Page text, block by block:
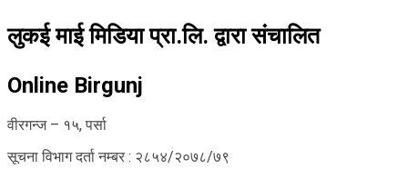
लुकई माई मिडिया प्रा.लि. द्वारा संचालित
Online Birgunj
वीरगन्ज – १५, पर्सा
सूचना विभाग दर्ता नम्बर : २८५४/२०७८/७९